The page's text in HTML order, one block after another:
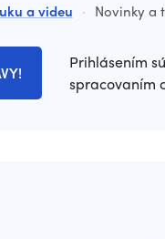
a videu · Novinky a
Prihlásením
spracovaním